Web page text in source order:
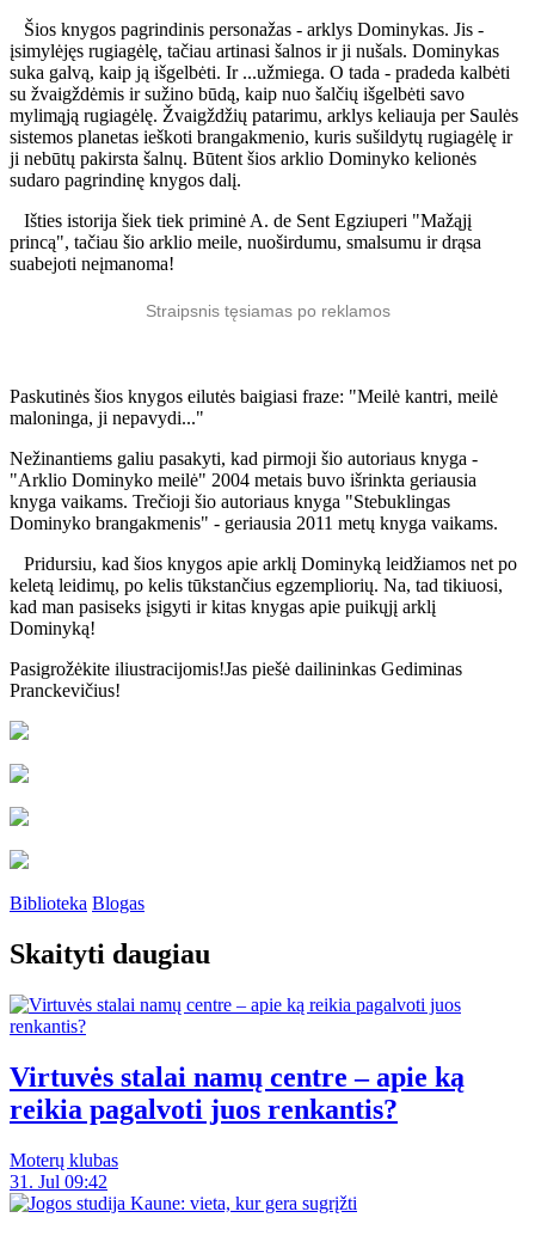
Šios knygos pagrindinis personažas - arklys Dominykas. Jis -
įsimylėjęs rugiagėlę, tačiau artinasi šalnos ir ji nušals. Dominykas
suka galvą, kaip ją išgelbėti. Ir ...užmiega. O tada - pradeda kalbėti
su žvaigždėmis ir sužino būdą, kaip nuo šalčių išgelbėti savo
mylimąją rugiagėlę. Žvaigždžių patarimu, arklys keliauja per Saulės
sistemos planetas ieškoti brangakmenio, kuris sušildytų rugiagėlę ir
ji nebūtų pakirsta šalnų. Būtent šios arklio Dominyko kelionės
sudaro pagrindinę knygos dalį.
Išties istorija šiek tiek priminė A. de Sent Egziuperi "Mažąjį
princą", tačiau šio arklio meile, nuoširdumu, smalsumu ir drąsa
suabejoti neįmanoma!
Straipsnis tęsiamas po reklamos
Paskutinės šios knygos eilutės baigiasi fraze: "Meilė kantri, meilė
maloninga, ji nepavydi..."
Nežinantiems galiu pasakyti, kad pirmoji šio autoriaus knyga -
"Arklio Dominyko meilė" 2004 metais buvo išrinkta geriausia
knyga vaikams. Trečioji šio autoriaus knyga "Stebuklingas
Dominyko brangakmenis" - geriausia 2011 metų knyga vaikams.
Pridursiu, kad šios knygos apie arklį Dominyką leidžiamos net po
keletą leidimų, po kelis tūkstančius egzempliorių. Na, tad tikiuosi,
kad man pasiseks įsigyti ir kitas knygas apie puikųjį arklį
Dominyką!
Pasigrožėkite iliustracijomis!Jas piešė dailininkas Gediminas
Pranckevičius!
Biblioteka Blogas
Skaityti daugiau
Virtuvės stalai namų centre – apie ką
reikia pagalvoti juos renkantis?
Moterų klubas
31. Jul 09:42